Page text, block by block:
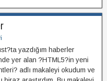
yazdığım haberler
yer alan ?HTML5?in yeni
adlı makaleyi okudum ve